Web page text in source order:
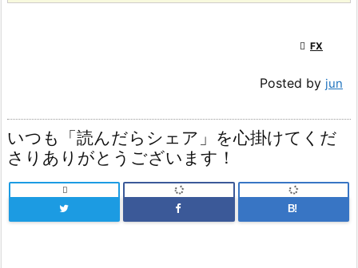
 FX
Posted by jun
いつも「読んだらシェア」を心掛けてくだ
さりありがとうございます！

B!